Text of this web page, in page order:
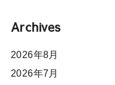
Archives
2026年8月
2026年7月